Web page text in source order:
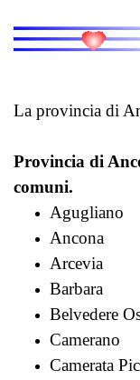
La provincia di
Provincia di
comuni.
Agugliano
Ancona
Arcevia
Barbara
Belvedere
Camerano
Camerata